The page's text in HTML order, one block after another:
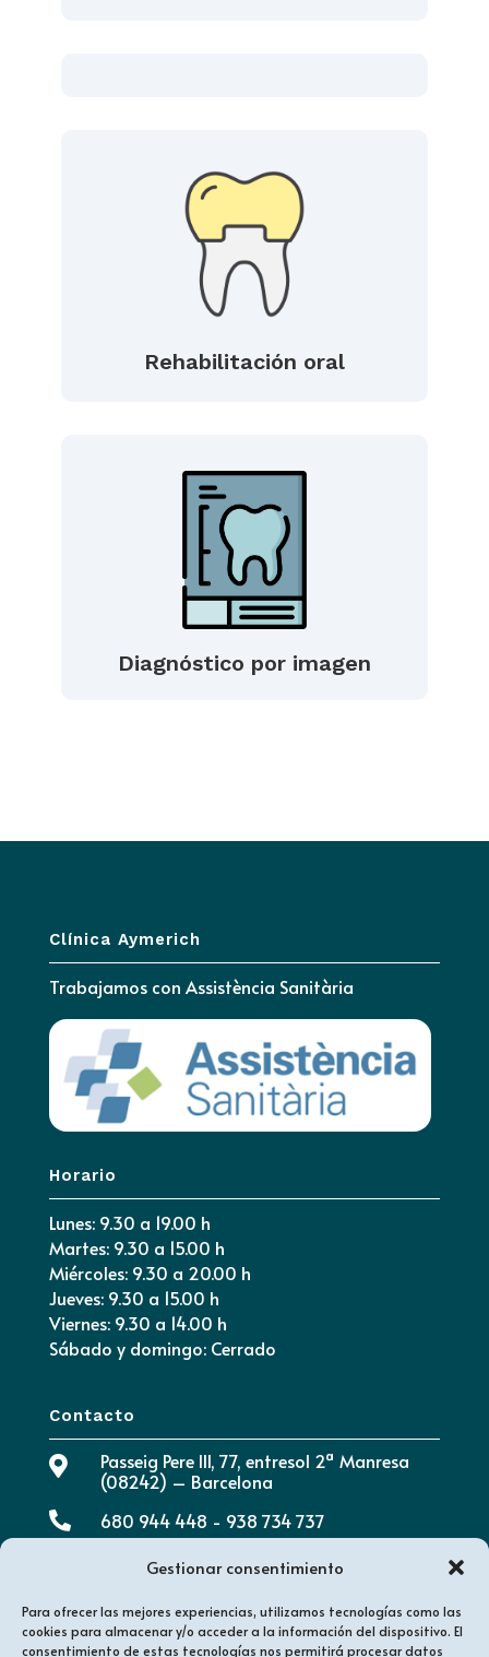
Gestionar consentimiento
Para ofrecer las mejores experiencias, utilizamos tecnologías como las
cookies para almacenar y/o acceder a la información del dispositivo. El
consentimiento de estas tecnologías nos permitirá procesar datos
Rehabilitación oral
Diagnóstico por imagen
Clínica Aymerich
Trabajamos con Assistència Sanitària
Horario
Lunes: 9.30 a 19.00 h
Martes: 9.30 a 15.00 h
Miércoles: 9.30 a 20.00 h
Jueves: 9.30 a 15.00 h
Viernes: 9.30 a 14.00 h
Sábado y domingo: Cerrado
Contacto

Passeig Pere III, 77, entresol 2ª Manresa
(08242) – Barcelona
 680 944 448 - 938 734 737
info@clinicadentalaymerich.com